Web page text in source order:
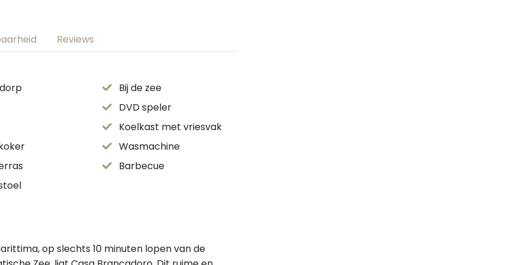
Reviews
Bij de zee
DVD speler
Koelkast met vriesvak
Wasmachine
Barbecue
op slechts 10 minuten lopen van de